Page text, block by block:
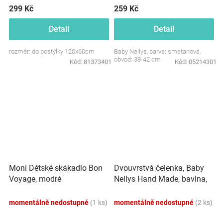
299 Kč
Detail
rozměr: do postýlky 120x60cm
Kód: 81373401
259 Kč
Detail
Baby Nellys, barva: smetanová,
obvod: 38-42 cm
Kód: 05214301
Moni Dětské skákadlo Bon
Voyage, modré
momentálně nedostupné (1 ks)
Dvouvrstvá čelenka, Baby
Nellys Hand Made, bavlna,
růžová, 80/98
momentálně nedostupné (2 ks)